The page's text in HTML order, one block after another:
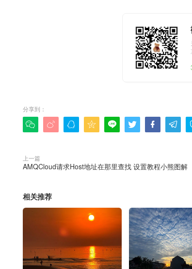
分享到：
       
上一篇
AMQCloud请求Host地址在那里查找 设置教程小熊图解
相关推荐